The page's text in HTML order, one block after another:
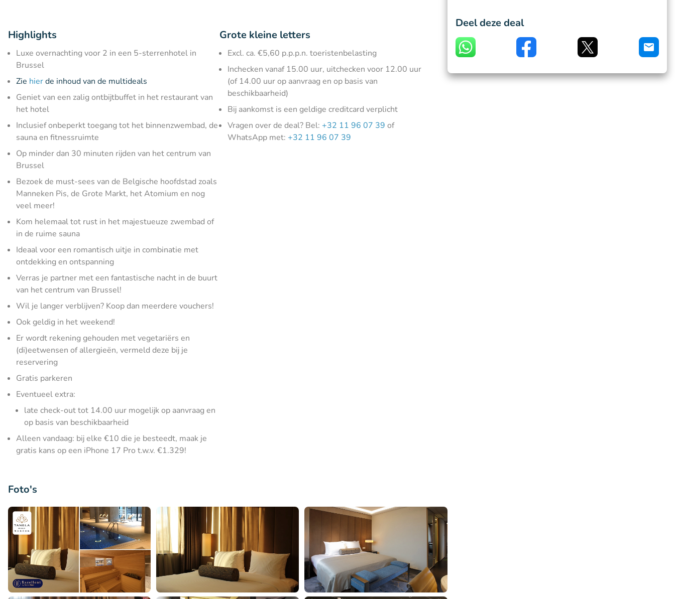
Highlights
Luxe overnachting voor 2 in een 5-sterrenhotel in
Brussel
Zie hierde inhoud van de multideals
Geniet van een zalig ontbijtbuffet in het restaurant van
het hotel
Inclusief onbeperkt toegang tot het binnenzwembad, de
sauna en fitnessruimte
Op minder dan 30 minuten rijden van het centrum van
Brussel
Bezoek de must-sees van de Belgische hoofdstad zoals
Manneken Pis, de Grote Markt, het Atomium en nog
veel meer!
Kom helemaal tot rust in het majestueuze zwembad of
in de ruime sauna
Ideaal voor een romantisch uitje in combinatie met
ontdekking en ontspanning
Verras je partner met een fantastische nacht in de buurt
van het centrum van Brussel!
Wil je langer verblijven? Koop dan meerdere vouchers!
Ook geldig in het weekend!
Er wordt rekening gehouden met vegetariërs en
(di)eetwensen of allergieën, vermeld deze bij je
reservering
Gratis parkeren
Eventueel extra:
late check-out tot 14.00 uur mogelijk op aanvraag en
op basis van beschikbaarheid
Alleen vandaag: bij elke €10 die je besteedt, maak je
gratis kans op een iPhone 17 Pro t.w.v. €1.329!
Grote kleine letters
Excl. ca. €5,60 p.p.p.n. toeristenbelasting
Inchecken vanaf 15.00 uur, uitchecken voor 12.00 uur
(of 14.00 uur op aanvraag en op basis van
beschikbaarheid)
Bij aankomst is een geldige creditcard verplicht
Vragen over de deal? Bel:+32 11 96 07 39 of
WhatsApp met:+32 11 96 07 39
Foto's
Deel deze deal